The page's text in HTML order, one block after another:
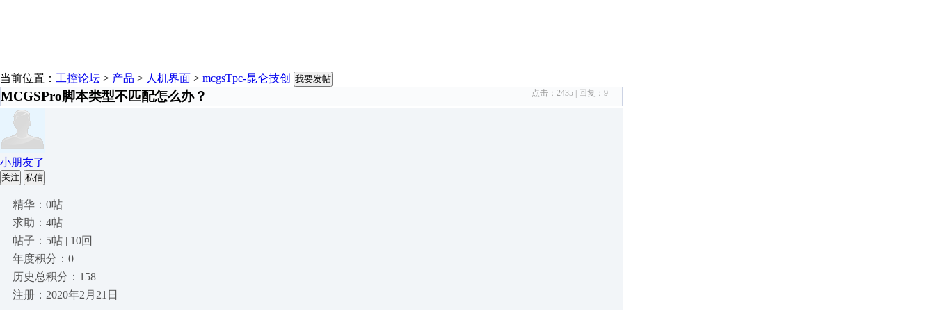
当前位置： 工控论坛 > 产品 > 人机界面 > mcgsTpc-昆仑技创 我要发帖
MCGSPro脚本类型不匹配怎么办？ 点击： 2435 | 回复： 9
小朋友了
关注 私信
精华：0帖
求助：4帖
帖子：5帖 | 10回
年度积分：0
历史总积分：158
注册：2020年2月21日